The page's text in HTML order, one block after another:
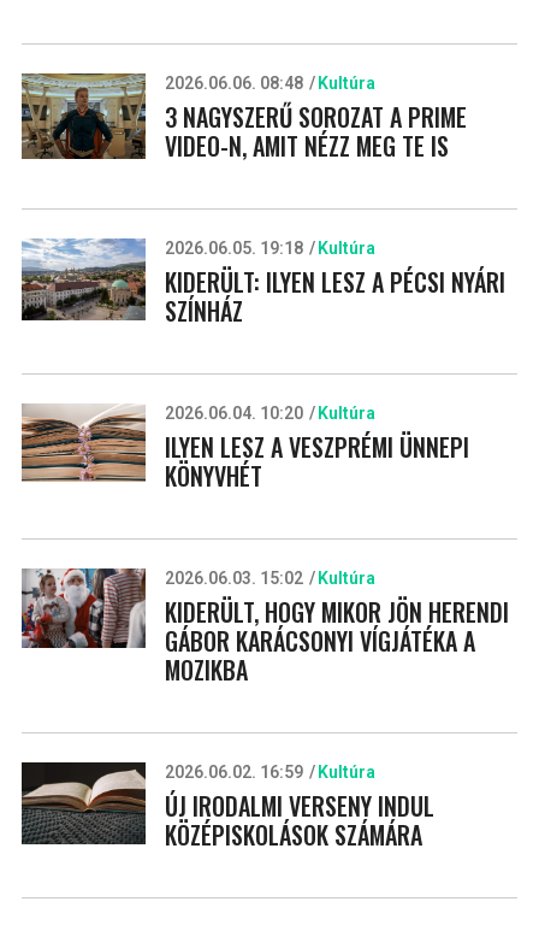
2026.06.06. 08:48 Kultúra
3 NAGYSZERŰ SOROZAT A PRIME
VIDEO-N, AMIT NÉZZ MEG TE IS
2026.06.05. 19:18 Kultúra
KIDERÜLT: ILYEN LESZ A PÉCSI NYÁRI
SZÍNHÁZ
2026.06.04. 10:20 Kultúra
ILYEN LESZ A VESZPRÉMI ÜNNEPI
KÖNYVHÉT
2026.06.03. 15:02 Kultúra
KIDERÜLT, HOGY MIKOR JÖN HERENDI
GÁBOR KARÁCSONYI VÍGJÁTÉKA A
MOZIKBA
2026.06.02. 16:59 Kultúra
ÚJ IRODALMI VERSENY INDUL
KÖZÉPISKOLÁSOK SZÁMÁRA